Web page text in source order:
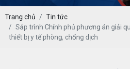
Trang chủ
Tin tức
Sắp trình Chính phủ phương án giải
thiết bị y tế phòng, chống dịch